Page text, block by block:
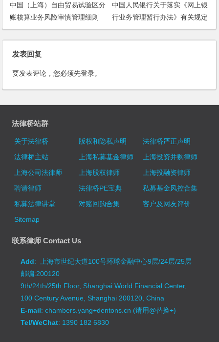
中国（上海）自由贸易试验区分
账核算业务风险审慎管理细则
（试行）
中国人民银行关于落实《网上银
行业务管理暂行办法》有关规定
的通知
发表回复
要发表评论，您必须先登录。
法律桥站群
关于法律桥 版权和隐私声明
法律桥严正声明
法律桥主站
上海私募基金律师
上海投资并购律师
上海公司法律师
上海股权律师
上海投融资律师
聘请律师
法律桥PE宝典
私募基金风控合集
私募法律讲堂
对赌回购合集
客户及网友评价
Sitemap
联系律师 Contact Us
Add: 上海市世纪大道100号环球金融中心9层/24层/25层
邮编:200120
9th/24th/25th Floor, Shanghai World Financial Center,
100 Century Avenue, Shanghai 200120, China
E-mail: chambers.yang+dentons.cn (请用@替换+)
Tel/WeChat: 1390 182 6830